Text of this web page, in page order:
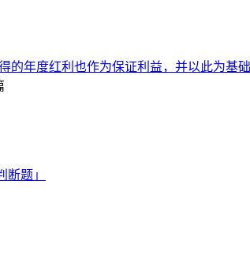
的年度红利也作为保证利益，并以此为基
题」